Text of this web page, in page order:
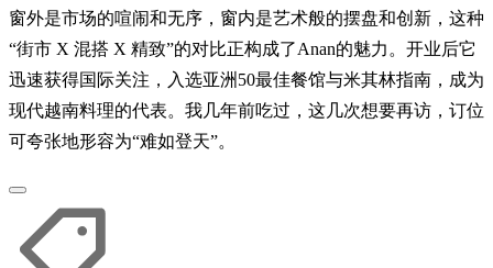
窗外是市场的喧闹和无序，窗内是艺术般的摆盘和创新，这种
“街市 X 混搭 X 精致”的对比正构成了Anan的魅力。开业后它
迅速获得国际关注，入选亚洲50最佳餐馆与米其林指南，成为
现代越南料理的代表。我几年前吃过，这几次想要再访，订位
可夸张地形容为“难如登天”。